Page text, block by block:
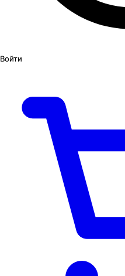
Войти